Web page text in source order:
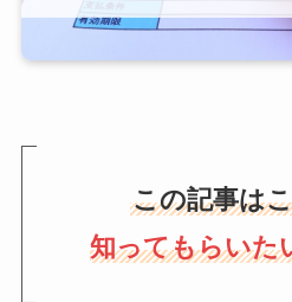
この記事は
知ってもらいた